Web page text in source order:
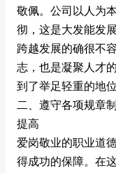
敬佩。公司以人为
彻，这是大发能发
跨越发展的确很不
志，也是凝聚人才
到了举足轻重的地
二、遵守各项规章
提高
爱岗敬业的职业道
得成功的保障。在